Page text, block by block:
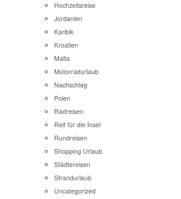
Hochzeitsreise
Jordanien
Karibik
Kroatien
Malta
Motorradurlaub
Nachschlag
Polen
Radreisen
Reif für die Insel
Rundreisen
Shopping Urlaub
Städtereisen
Strandurlaub
Uncategorized